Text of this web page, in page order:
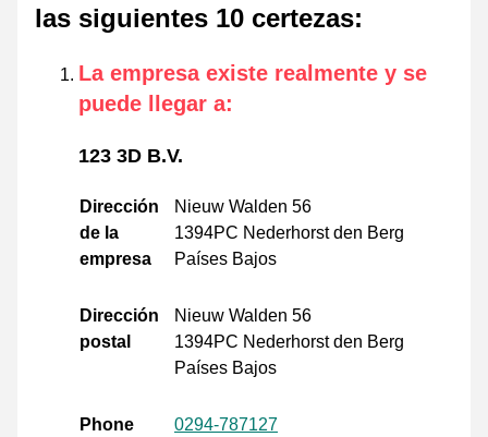
las siguientes 10 certezas:
La empresa existe realmente y se
puede llegar a:
123 3D B.V.
Dirección
de la
empresa
Nieuw Walden 56
1394PC Nederhorst den Berg
Países Bajos
Dirección
postal
Nieuw Walden 56
1394PC Nederhorst den Berg
Países Bajos
Phone
0294-787127